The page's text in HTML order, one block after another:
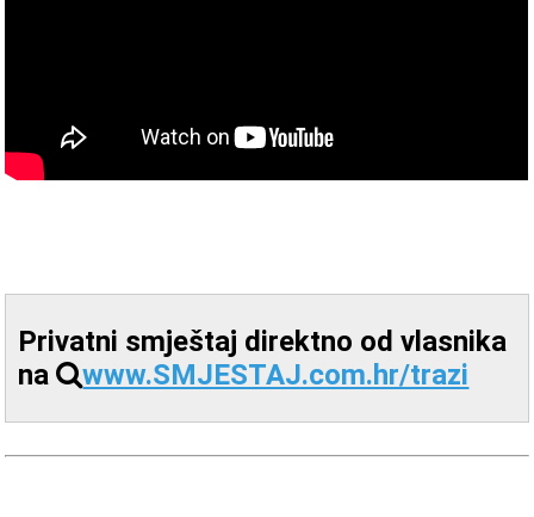
Privatni smještaj direktno od vlasnika
na
www.SMJESTAJ.com.hr/trazi